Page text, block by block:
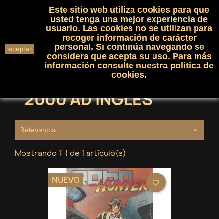
shopping_cart(0)

search
2000 AD INGLES
Relevancia 
Mostrando 1-1 de 1 artículo(s)
NUEVO favorite_border
aceptar
Este sitio web utiliza cookies para que
usted tenga una mejor experiencia de
usuario. Las cookies no se utilizan para
recoger información de carácter
personal. Si continúa navegando se
considera que acepta su uso. Para más
información consulte nuestra política de
cookies.